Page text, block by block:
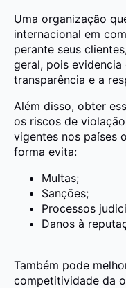
Uma organização
internacional em
perante seus
geral, pois
transparência e a
Além disso, obter
os riscos de
vigentes nos países
forma evita:
Multas;
Sanções;
Processos
Danos à
Também pode
competitividade da